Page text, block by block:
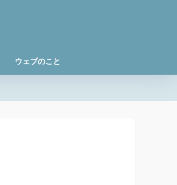
ウェブのこと